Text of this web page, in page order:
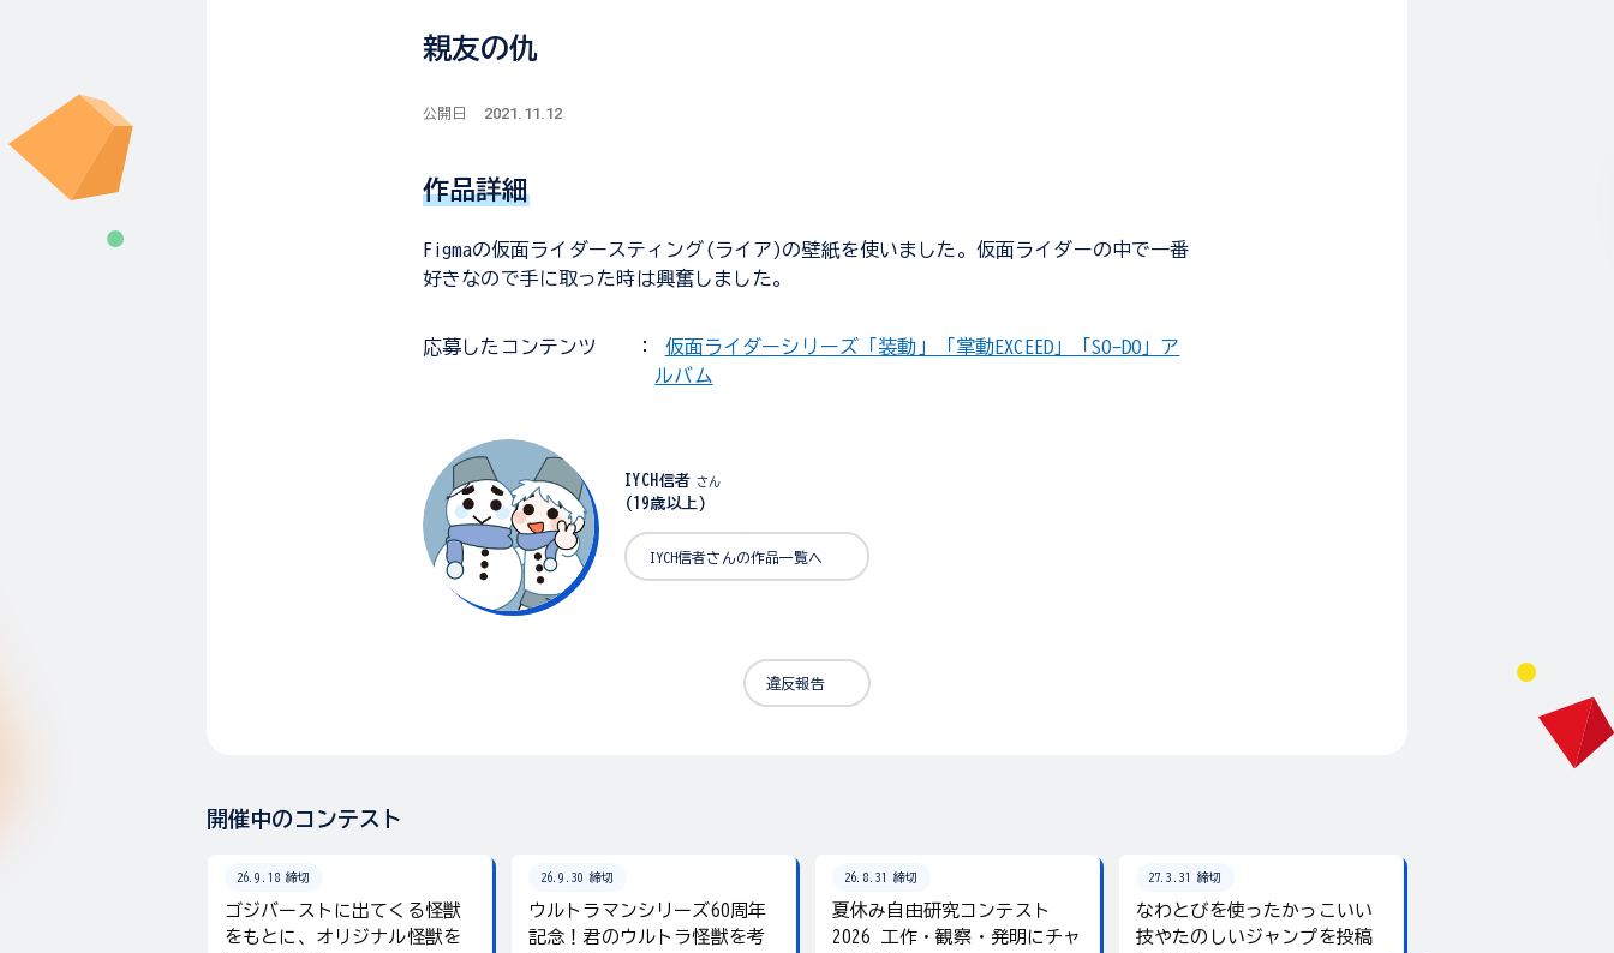
親友の仇
公開日 2021.11.12
作品詳細
Figmaの仮面ライダースティング(ライア)の壁紙を使いました。仮面ライダーの中で一番
好きなので手に取った時は興奮しました。
応募した コンテンツ ： 仮面ライダーシリーズ「装動」「掌動EXCEED」「SO-DO」ア
ルバム
IYCH信者 さん
(19歳以上)
IYCH信者さんの作品一覧へ
違反報告
開催中のコンテスト
26.9.18 締切
ゴジバーストに出てくる怪獣
をもとに、オリジナル怪獣を
26.9.30 締切
ウルトラマンシリーズ60周年
記念！君のウルトラ怪獣を考
26.8.31 締切
夏休み自由研究コンテスト
2026 工作・観察・発明にチャ
27.3.31 締切
なわとびを使ったかっこいい
技やたのしいジャンプを投稿